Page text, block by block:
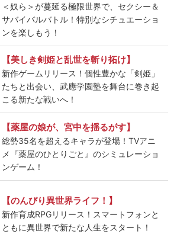
＜奴ら＞が蔓延る極限世界で、セクシー＆
サバイバルバトル！特別なシチュエーショ
ンを楽しもう！
【美しき剣姫と乱世を斬り拓け】
新作ゲームリリース！個性豊かな「剣姫」
たちと出会い、武應学園塾を舞台に巻き起
こる新たな戦いへ！
【薬屋の娘が、宮中を揺るがす】
総勢35名を超えるキャラが登場！TVアニ
メ『薬屋のひとりごと』のシミュレーショ
ンゲーム！
【のんびり異世界ライフ！】
新作育成RPGリリース！スマートフォンと
ともに異世界で新たな人生をスタート！